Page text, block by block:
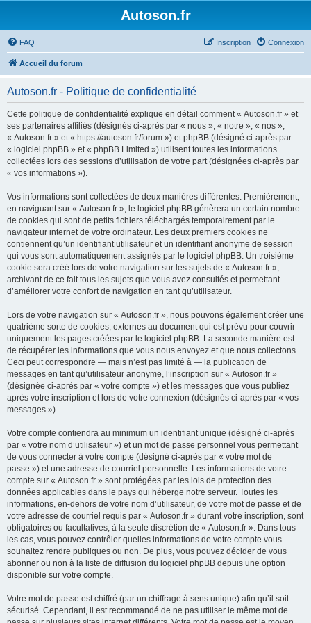
Autoson.fr
FAQ Connexion
Inscription
Accueil du forum
Autoson.fr - Politique de confidentialité
Cette politique de confidentialité explique en détail comment « Autoson.fr » et
ses partenaires affiliés (désignés ci-après par « nous », « notre », « nos »,
« Autoson.fr » et « https://autoson.fr/forum ») et phpBB (désigné ci-après par
« logiciel phpBB » et « phpBB Limited ») utilisent toutes les informations
collectées lors des sessions d’utilisation de votre part (désignées ci-après par
« vos informations »).
Vos informations sont collectées de deux manières différentes. Premièrement,
en naviguant sur « Autoson.fr », le logiciel phpBB génèrera un certain nombre
de cookies qui sont de petits fichiers téléchargés temporairement par le
navigateur internet de votre ordinateur. Les deux premiers cookies ne
contiennent qu’un identifiant utilisateur et un identifiant anonyme de session
qui vous sont automatiquement assignés par le logiciel phpBB. Un troisième
cookie sera créé lors de votre navigation sur les sujets de « Autoson.fr »,
archivant de ce fait tous les sujets que vous avez consultés et permettant
d’améliorer votre confort de navigation en tant qu’utilisateur.
Lors de votre navigation sur « Autoson.fr », nous pouvons également créer une
quatrième sorte de cookies, externes au document qui est prévu pour couvrir
uniquement les pages créées par le logiciel phpBB. La seconde manière est
de récupérer les informations que vous nous envoyez et que nous collectons.
Ceci peut correspondre — mais n’est pas limité à — la publication de
messages en tant qu’utilisateur anonyme, l’inscription sur « Autoson.fr »
(désignée ci-après par « votre compte ») et les messages que vous publiez
après votre inscription et lors de votre connexion (désignés ci-après par « vos
messages »).
Votre compte contiendra au minimum un identifiant unique (désigné ci-après
par « votre nom d’utilisateur ») et un mot de passe personnel vous permettant
de vous connecter à votre compte (désigné ci-après par « votre mot de
passe ») et une adresse de courriel personnelle. Les informations de votre
compte sur « Autoson.fr » sont protégées par les lois de protection des
données applicables dans le pays qui héberge notre serveur. Toutes les
informations, en-dehors de votre nom d’utilisateur, de votre mot de passe et de
votre adresse de courriel requis par « Autoson.fr » durant votre inscription, sont
obligatoires ou facultatives, à la seule discrétion de « Autoson.fr ». Dans tous
les cas, vous pouvez contrôler quelles informations de votre compte vous
souhaitez rendre publiques ou non. De plus, vous pouvez décider de vous
abonner ou non à la liste de diffusion du logiciel phpBB depuis une option
disponible sur votre compte.
Votre mot de passe est chiffré (par un chiffrage à sens unique) afin qu’il soit
sécurisé. Cependant, il est recommandé de ne pas utiliser le même mot de